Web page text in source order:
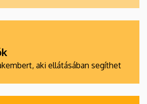
aki ellátásában segíthet